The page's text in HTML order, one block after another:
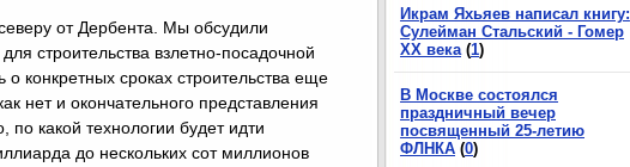
Икрам Яхьяев написал книгу:
Сулейман Стальский - Гомер
XX века (1)
В Москве состоялся
праздничный вечер
посвященный 25-летию
ФЛНКА (0)
от Дербента. Мы обсудили
строительства взлетно-посадочной
о конкретных сроках строительства еще
нет и окончательного представления
по какой технологии будет идти
до нескольких сот миллионов